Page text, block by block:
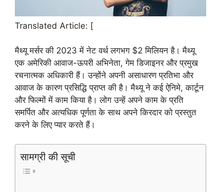
Translated Article: [
मैथ्यू मर्सर की 2023 में नेट वर्थ लगभग $2 मिलियन है। मैथ्यू
एक अमेरिकी आवाज-ऊपरी अभिनेता, गेम डिजाइनर और प्रमुख
रचनात्मक अधिकारी हैं। उन्होंने अपनी असाधारण प्रतिभा और
आवाज के कारण प्रसिद्धि प्राप्त की है। मैथ्यू ने कई ऐनिमे, कार्टून
और फिल्मों में काम किया है। लोग उन्हें अपने काम के प्रति
समर्पित और अत्यधिक पूर्णता के साथ अपने किरदार को प्रस्तुत
करने के लिए प्यार करते हैं।
सामग्री की सूची